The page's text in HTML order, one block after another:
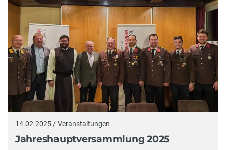
14.02.2025 / Veranstaltungen
Jahreshauptversammlung 2025